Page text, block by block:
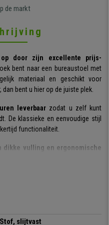
de markt
op door zijn excellente prijs-
bent naar een bureaustoel met
materiaal en geschikt voor
bent u hier op de juiste plek.
leverbaar zodat u zelf kunt
De klassieke en eenvoudige stijl
functionaliteit.
dikke vulling en ergonomische
van dit model is dat de ruime
waarvan dit model is voorzien, is
Stof, slijtvast